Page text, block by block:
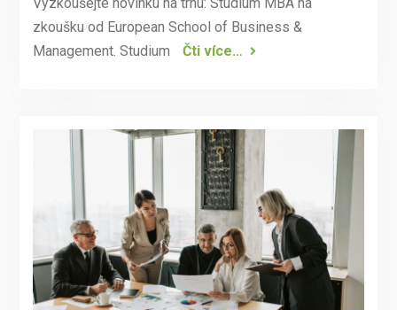
zkoušku od European School of Business &
Management. Studium
Čti více…